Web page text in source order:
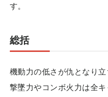
す。
総括
機動力の低さが仇となり立
撃墜力やコンボ火力は全